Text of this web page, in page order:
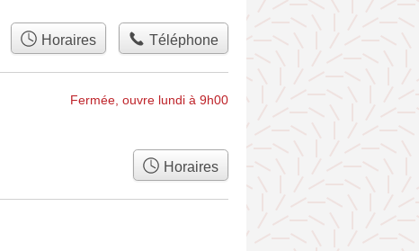
Horaires Téléphone
Fermée, ouvre lundi à 9h00
Horaires